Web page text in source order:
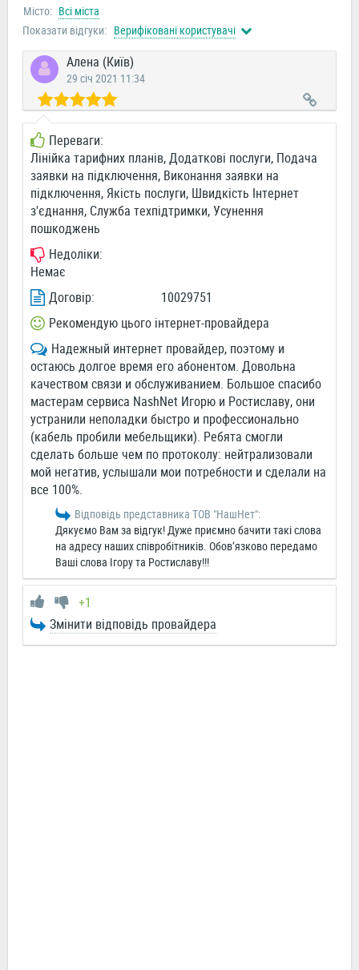
Місто: Всі міста
Показати відгуки: Верифіковані користувачі
Алена (Київ)
29 січ 2021 11:34
Переваги:
Лінійка тарифних планів, Додаткові послуги, Подача
заявки на підключення, Виконання заявки на
підключення, Якість послуги, Швидкість Інтернет
з'єднання, Служба техпідтримки, Усунення
пошкоджень
Недоліки:
Немає
Договір:
10029751
Рекомендую цього інтернет-провайдера
Надежный интернет провайдер, поэтому и
остаюсь долгое время его абонентом. Довольна
качеством связи и обслуживанием. Большое спасибо
мастерам сервиса NashNet Игорю и Ростиславу, они
устранили неполадки быстро и профессионально
(кабель пробили мебельщики). Ребята смогли
сделать больше чем по протоколу: нейтрализовали
мой негатив, услышали мои потребности и сделали на
все 100%.
Відповідь представника ТОВ "НашНет":
Дякуємо Вам за відгук! Дуже приємно бачити такі слова
на адресу наших співробітників. Обов’язково передамо
Ваші слова Ігору та Ростиславу!!!
+1
Змінити відповідь провайдера